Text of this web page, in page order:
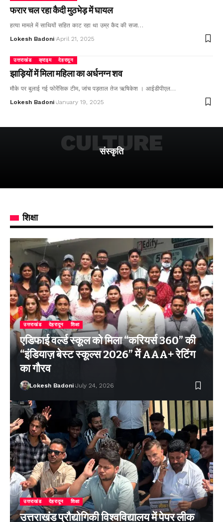
फरार चल रहा कैदी मुठभेड़ में घायल
हत्या मामले में साथियों सहित काट रहा था उम्र कैद की सजा…
Lokesh Badoni April 21, 2025
उत्तराखंड क्राइम देहरादून
झाड़ियों में मिला महिला का अर्धनग्न शव
मौके पर बुलाई गई फोरेंसिक टीम, जांच पड़ताल तेज ऋषिकेश । आईडीपीएल…
Lokesh Badoni January 19, 2025
संस्कृति
CULTURE
शिक्षा
उत्तराखंड देहरादून शिक्षा
एडिफाई वर्ल्ड स्कूल को मिला “करियर्स 360” की
“इंडियाज़ बेस्ट स्कूल्स 2026” में AAA+ रेटिंग
का गौरव
Lokesh Badoni July 24, 2026
उत्तराखंड देहरादून शिक्षा
उत्तराखंड प्रौद्योगिकी विश्वविद्यालय में पेपर लीक